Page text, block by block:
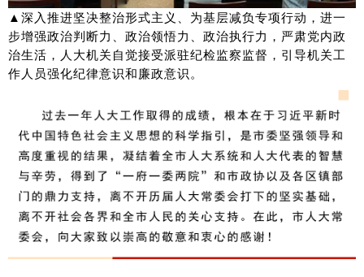
▲深入推进坚决整治形式主义、为基层减负专项行动，进一
步增强政治判断力、政治领悟力、政治执行力，严肃党内政
治生活，人大机关自觉接受派驻纪检监察监督，引导机关工
作人员强化纪律意识和廉政意识。